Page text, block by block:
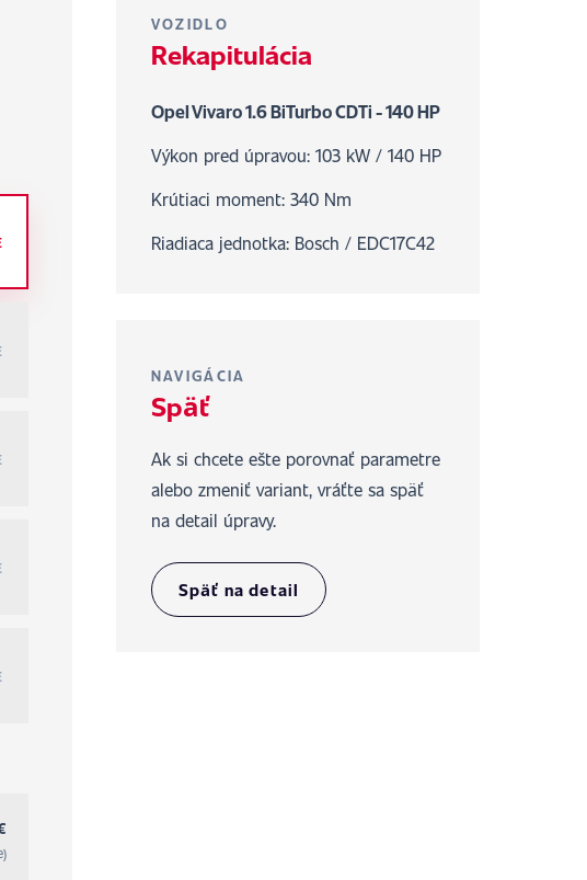
VOZIDLO
Rekapitulácia
Opel Vivaro 1.6 BiTurbo CDTi - 140 HP
Výkon pred úpravou: 103 kW / 140 HP
Krútiaci moment: 340 Nm
Riadiaca jednotka: Bosch / EDC17C42
NAVIGÁCIA
Späť
Ak si chcete ešte porovnať parametre
alebo zmeniť variant, vráťte sa späť
na detail úpravy.
Späť na detail